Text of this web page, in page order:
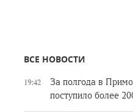
ВСЕ НОВОСТИ
19:42
За полгода в
поступило более